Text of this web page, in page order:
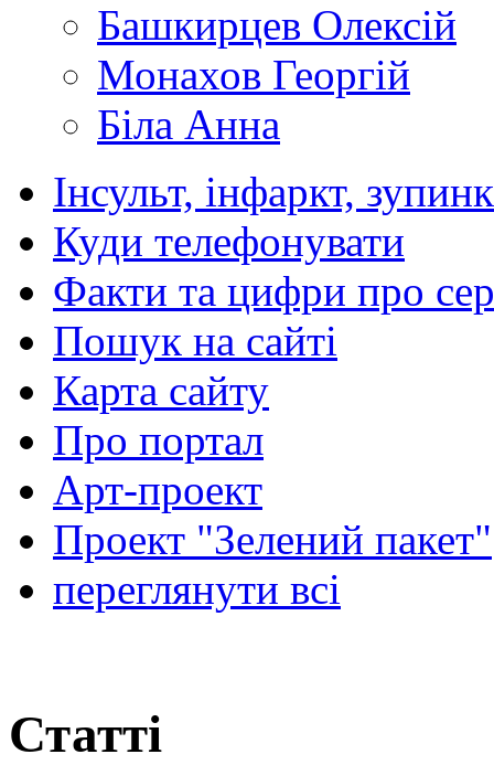
Башкирцев Олексій
Монахов Георгій
Біла Анна
Інсульт, інфаркт,
Куди телефонувати
Факти та цифри про
Пошук на сайті
Карта сайту
Про портал
Арт-проект
Проект "Зелений пакет"
переглянути всі
Статті